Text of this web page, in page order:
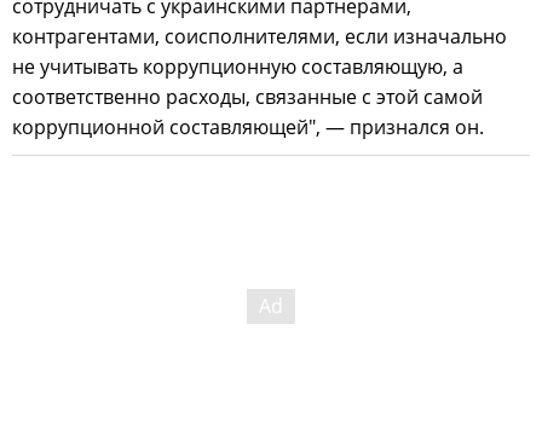
сотрудничать с украинскими партнерами,
контрагентами, соисполнителями, если изначально
не учитывать коррупционную составляющую, а
соответственно расходы, связанные с этой самой
коррупционной составляющей", — признался он.